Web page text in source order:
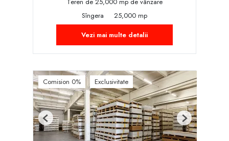
Sîngera
25,000 mp
Vezi mai multe detalii
Comision 0% Exclusivitate
Previous Next